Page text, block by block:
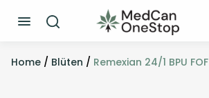
Home / Blüten / Remexian 24/1 BPU FOF